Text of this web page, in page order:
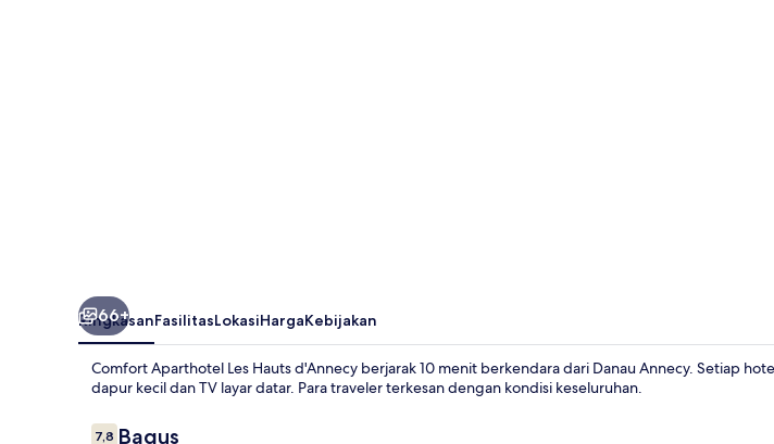
66+
RingkasanFasilitasLokasiHargaKebijakan
Comfort Aparthotel Les Hauts d'Annecy berjarak 10 menit berkendara dari Danau Annecy. Setiap
dapur kecil dan TV layar datar. Para traveler terkesan dengan kondisi keseluruhan.
Ulasan
7,8 Bagus